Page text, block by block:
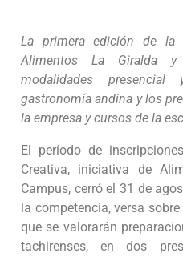
La primera edición de la
Alimentos La Giralda
modalidades
gastronomía andina y los
la empresa y cursos de la
El período de
Creativa, iniciativa de
Campus, cerró el 31 de
la competencia, versa
que se valorarán
tachirenses, en dos